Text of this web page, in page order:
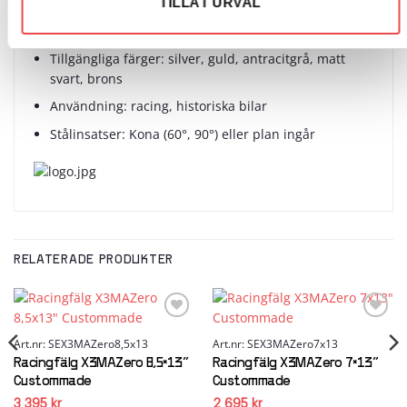
Standard färg: Vit
Tillgängliga färger: silver, guld, antracitgrå, matt
svart, brons
Användning: racing, historiska bilar
Stålinsatser: Kona (60°, 90°) eller plan ingår
RELATERADE PRODUKTER
Art.nr: SEX3MAZero8,5x13
Racingfälg X3MAZero 8,5×13″
Custommade
3 395 kr
Art.nr: SEX3MAZero7x13
Racingfälg X3MAZero 7×13″
Custommade
2 695 kr